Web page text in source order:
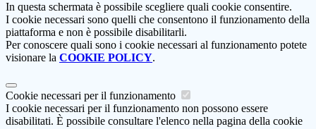
In questa schermata è possibile scegliere quali cookie consentire.
I cookie necessari sono quelli che consentono il funzionamento della
piattaforma e non è possibile disabilitarli.
Per conoscere quali sono i cookie necessari al funzionamento potete
visionare la COOKIE POLICY.
Cookie necessari per il funzionamento
I cookie necessari per il funzionamento non possono essere
disabilitati. È possibile consultare l'elenco nella pagina della cookie